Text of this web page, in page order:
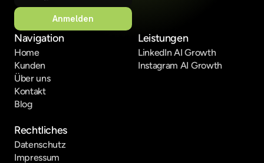
Anmelden
Navigation
Home
Kunden
Über uns
Kontakt
Blog
Leistungen
LinkedIn AI Growth
Instagram AI Growth
Rechtliches
Datenschutz
Impressum